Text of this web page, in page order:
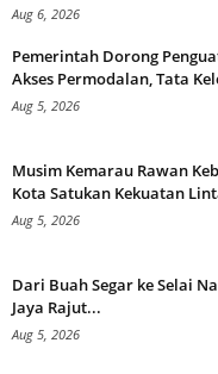
Aug 6, 2026
Pemerintah Dorong
Akses Permodalan, Tata
Aug 5, 2026
Musim Kemarau Rawan
Kota Satukan Kekuatan
Aug 5, 2026
Dari Buah Segar ke Selai
Jaya Rajut...
Aug 5, 2026